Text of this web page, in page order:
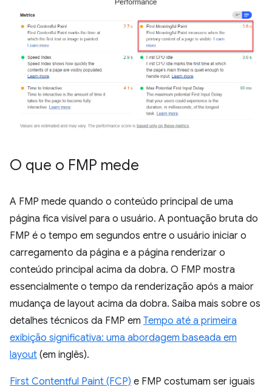
O que o FMP mede
A FMP mede quando o conteúdo principal de uma
página fica visível para o usuário. A pontuação bruta do
FMP é o tempo em segundos entre o usuário iniciar o
carregamento da página e a página renderizar o
conteúdo principal acima da dobra. O FMP mostra
essencialmente o tempo da renderização após a maior
mudança de layout acima da dobra. Saiba mais sobre os
detalhes técnicos da FMP em Tempo até a primeira
exibição significativa: uma abordagem baseada em
layout (em inglês).
First Contentful Paint (FCP) e FMP costumam ser iguais